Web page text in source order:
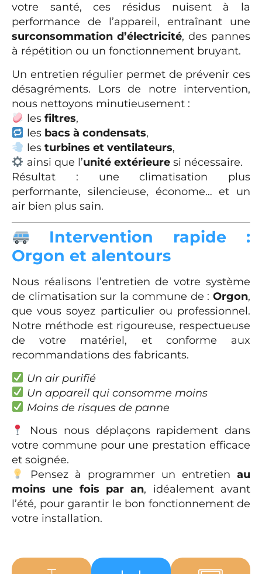
votre santé, ces résidus nuisent à la
performance de l’appareil, entraînant une
surconsommation d’électricité, des pannes
à répétition ou un fonctionnement bruyant.
Un entretien régulier permet de prévenir ces
désagréments. Lors de notre intervention,
nous nettoyons minutieusement :
les filtres,
les bacs à condensats,
les turbines et ventilateurs,
ainsi que l’unité extérieuresi nécessaire.
Résultat : une climatisation plus
performante, silencieuse, économe… et un
air bien plus sain.
Intervention rapide :
Orgon et alentours
Nous réalisons l’entretien de votre système
de climatisation sur la commune de : Orgon,
que vous soyez particulier ou professionnel.
Notre méthode est rigoureuse, respectueuse
de votre matériel, et conforme aux
recommandations des fabricants.
Un air purifié
Un appareil qui consomme moins
Moins de risques de panne
Nous nous déplaçons rapidement dans
votre commune pour une prestation efficace
et soignée.
Pensez à programmer un entretien au
moins une fois par an, idéalement avant
l’été, pour garantir le bon fonctionnement de
votre installation.